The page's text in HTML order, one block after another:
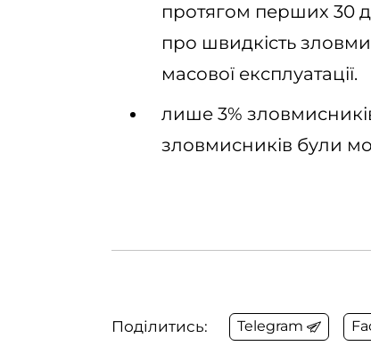
протягом перших 30
про швидкість
масової експлуатації.
лише 3%
зловмисників були
Поділитись: Telegram